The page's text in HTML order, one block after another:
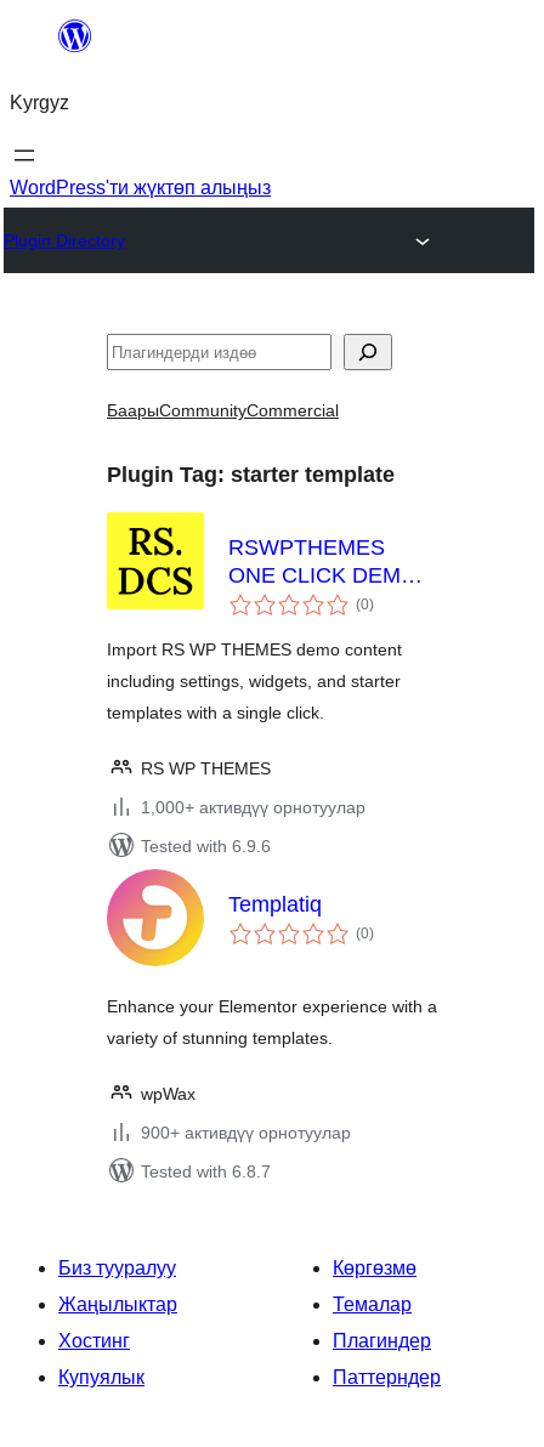
Мазмунга
Kyrgyz
WordPress'ти жүктөп алыңыз
Plugin Directory
Издөө
БаарыCommunityCommercial
Plugin Tag: starter template
RSWPTHEMES
ONE CLICK DEMO
CONTENT
(0total
ratings
)
Import RS WP THEMES demo content
including settings, widgets, and starter
templates with a single click.
RS WP THEMES
1,000+ активдүү орнотуулар
Tested with 6.9.6
Templatiq
(0total
ratings
)
Enhance your Elementor experience with a
variety of stunning templates.
wpWax
900+ активдүү орнотуулар
Tested with 6.8.7
Биз тууралуу
Жаңылыктар
Хостинг
Купуялык
Көргөзмө
Темалар
Плагиндер
Паттерндер